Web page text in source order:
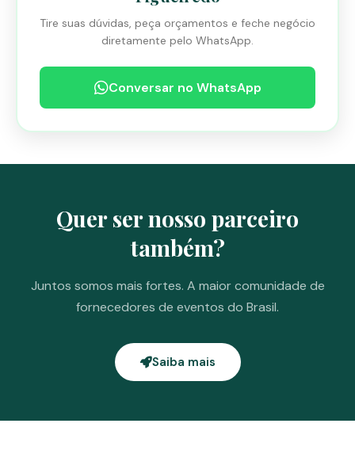
Tire suas dúvidas, peça orçamentos e feche negócio
diretamente pelo WhatsApp.
Conversar no WhatsApp
Quer ser nosso parceiro
também?
Juntos somos mais fortes. A maior comunidade de
fornecedores de eventos do Brasil.
Saiba mais